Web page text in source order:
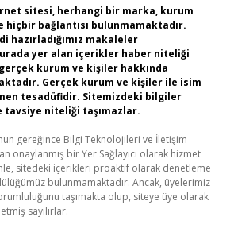
sitesi, herhangi bir marka, kurum
hiçbir bağlantısı bulunmamaktadır.
hazırladığımız makaleler
yer alan içerikler haber niteliği
kurum ve kişiler hakkında
Gerçek kurum ve kişiler ile isim
tesadüfidir. Sitemizdeki bilgiler
niteliği taşımazlar.
gereğince Bilgi Teknolojileri ve İletişim
onaylanmış bir Yer Sağlayıcı olarak hizmet
sitedeki içerikleri proaktif olarak denetleme
bulunmamaktadır. Ancak, üyelerimiz
taşımakta olup, siteye üye olarak
sayılırlar.